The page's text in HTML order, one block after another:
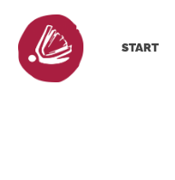
START